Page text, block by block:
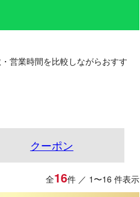
営業時間を比較しながらおすす
クーポン
全16件 ／ 1〜16 件表示